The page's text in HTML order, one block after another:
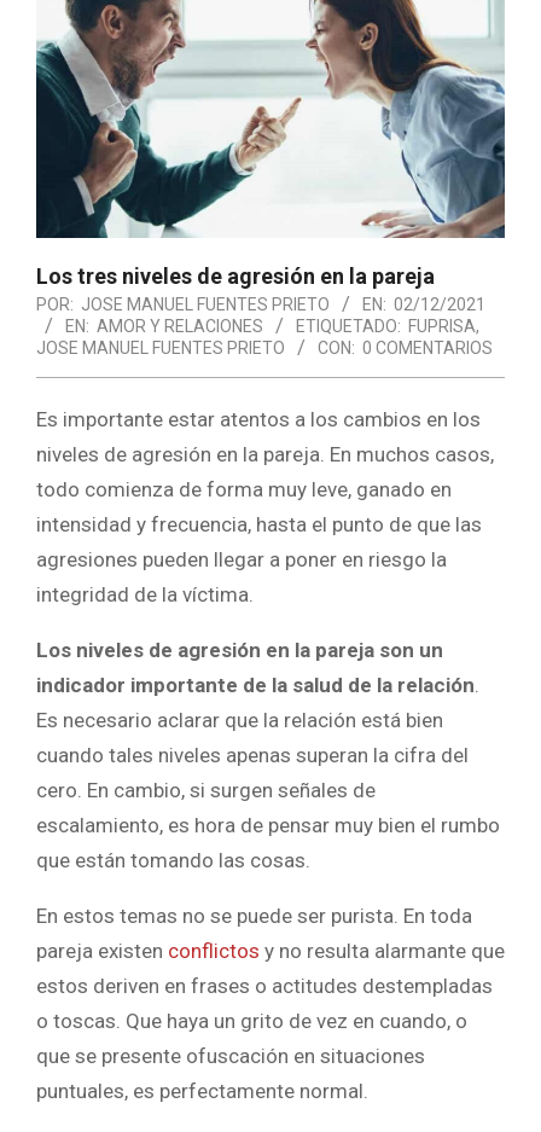
Los tres niveles de agresión en la pareja
POR: JOSE MANUEL FUENTES PRIETO EN: 02/12/2021
EN: AMOR Y RELACIONES ETIQUETADO: FUPRISA,
JOSE MANUEL FUENTES PRIETO
CON: 0 COMENTARIOS
Es importante estar atentos a los cambios en los
niveles de agresión en la pareja. En muchos casos,
todo comienza de forma muy leve, ganado en
intensidad y frecuencia, hasta el punto de que las
agresiones pueden llegar a poner en riesgo la
integridad de la víctima.
Los niveles de agresión en la pareja son un
indicador importante de la salud de la relación
Es necesario aclarar que la relación está bien
cuando tales niveles apenas superan la cifra del
cero. En cambio, si surgen señales de
escalamiento, es hora de pensar muy bien el rumbo
que están tomando las cosas.
En estos temas no se puede ser purista. En toda
pareja existen conflictos y no resulta alarmante que
estos deriven en frases o actitudes destempladas
o toscas. Que haya un grito de vez en cuando, o
que se presente ofuscación en situaciones
puntuales, es perfectamente normal.